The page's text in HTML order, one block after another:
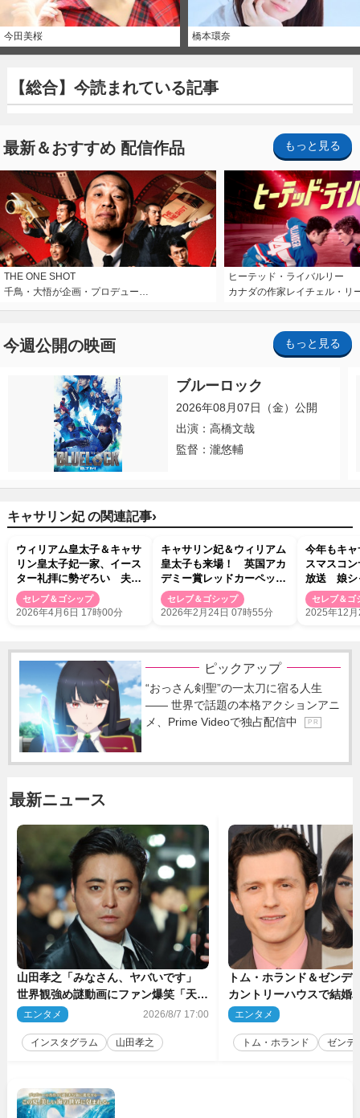
今田美桜 橋本環奈
【総合】今読まれている記事
最新＆おすすめ 配信作品 もっと見る
THE ONE SHOT
千鳥・大悟が企画・プロデュー…
ヒーテッド・ライバルリー
カナダの作家レイチェル・リ
今週公開の映画 もっと見る
ブルーロック
2026年08月07日（金）公開
出演：高橋文哉
監督：瀧悠輔
キャサリン妃 の関連記事›
ウィリアム皇太子＆キャサ
リン皇太子妃一家、イース
ター礼拝に勢ぞろい 夫妻
の出席は3年ぶり
セレブ＆ゴシップ
2026年4月6日 17時00分
キャサリン妃＆ウィリアム
皇太子も来場！ 英国アカ
デミー賞レッドカーペット
にセレブが華やか集結
セレブ＆ゴシップ
2026年2月24日 07時55分
今年もキ
スマスコ
放送 娘シ
との連弾が
セレブ＆ゴ
2025年12
ピックアップ
“おっさん剣聖”の一太刀に宿る人生
―― 世界で話題の本格アクションアニ
メ、Prime Videoで独占配信中
P R
最新ニュース
山田孝之「みなさん、ヤバいです」
世界観強め謎動画にファン爆笑「天才
だわ」
エンタメ 2026/8/7 17:00
インスタグラム 山田孝之
トム・ホランド＆ゼンデ
カントリーハウスで結
結婚指輪を身に着けたト
エンタメ
トム・ホランド ゼンデ